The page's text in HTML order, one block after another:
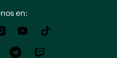
en: